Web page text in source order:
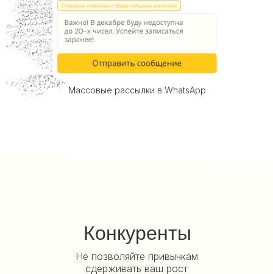
Массовые рассылки в WhatsApp
Конкуренты
Не позволяйте привычкам
сдерживать ваш рост